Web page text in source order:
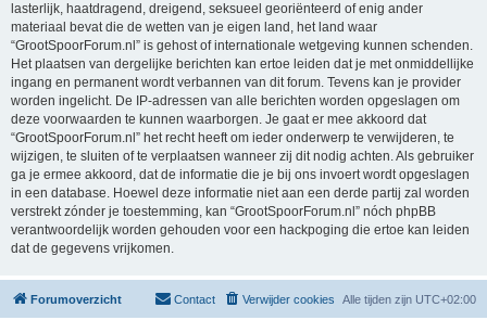
lasterlijk, haatdragend, dreigend, seksueel georiënteerd of enig ander
materiaal bevat die de wetten van je eigen land, het land waar
“GrootSpoorForum.nl” is gehost of internationale wetgeving kunnen schenden.
Het plaatsen van dergelijke berichten kan ertoe leiden dat je met onmiddellijke
ingang en permanent wordt verbannen van dit forum. Tevens kan je provider
worden ingelicht. De IP-adressen van alle berichten worden opgeslagen om
deze voorwaarden te kunnen waarborgen. Je gaat er mee akkoord dat
“GrootSpoorForum.nl” het recht heeft om ieder onderwerp te verwijderen, te
wijzigen, te sluiten of te verplaatsen wanneer zij dit nodig achten. Als gebruiker
ga je ermee akkoord, dat de informatie die je bij ons invoert wordt opgeslagen
in een database. Hoewel deze informatie niet aan een derde partij zal worden
verstrekt zónder je toestemming, kan “GrootSpoorForum.nl” nóch phpBB
verantwoordelijk worden gehouden voor een hackpoging die ertoe kan leiden
dat de gegevens vrijkomen.
Forumoverzicht Alle tijden zijn UTC+02:00
Verwijder cookies
Contact